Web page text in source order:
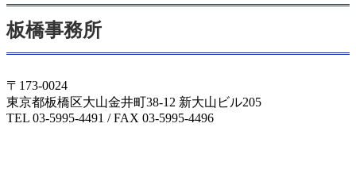
板橋事務所
〒173-0024
東京都板橋区大山金井町38-12 新大山ビル205
TEL 03-5995-4491 / FAX 03-5995-4496